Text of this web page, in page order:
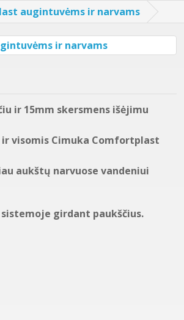
augintuvėms ir narvams
ir 15mm skersmens išėjimu
visomis Cimuka Comfortplast
aukštų narvuose vandeniui
girdant paukščius.